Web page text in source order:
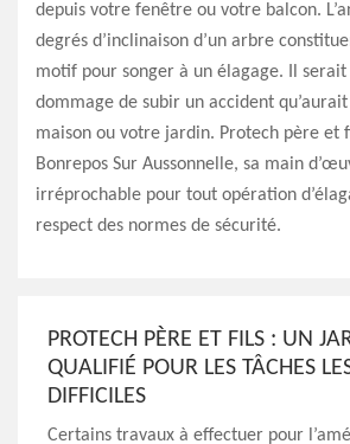
depuis votre fenêtre ou votre balcon.
degrés d’inclinaison d’un arbre
motif pour songer à un élagage. Il
dommage de subir un accident
maison ou votre jardin. Protech père et
Bonrepos Sur Aussonnelle, sa main
irréprochable pour tout opération
respect des normes de sécurité.
PROTECH PÈRE ET FILS : UN
QUALIFIÉ POUR LES TÂCHES
DIFFICILES
Certains travaux à effectuer pour